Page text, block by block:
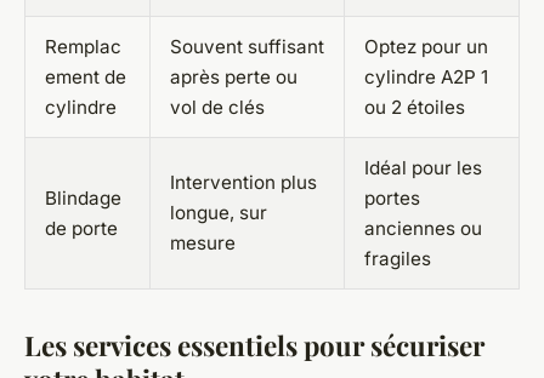
Remplac
ement de
cylindre
Souvent suffisant
après perte ou
vol de clés
Optez pour un
cylindre A2P 1
ou 2 étoiles
Blindage
de porte
Intervention plus
longue, sur
mesure
Idéal pour les
portes
anciennes ou
fragiles
Les services essentiels pour sécuriser